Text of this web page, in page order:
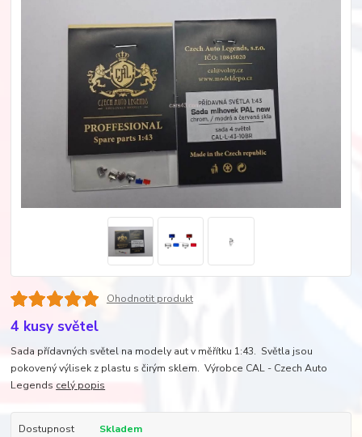
Ohodnotit produkt
4 kusy světel
Sada přídavných světel na modely aut v měřítku 1:43. Světla jsou
pokovený výlisek z plastu s čirým sklem. Výrobce CAL - Czech Auto
Legends celý popis
Dostupnost Skladem